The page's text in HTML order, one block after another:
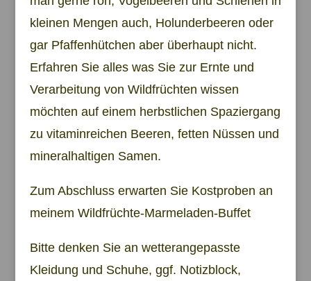
kleinen Mengen auch, Holunderbeeren oder
gar Pfaffenhütchen aber überhaupt nicht.
Erfahren Sie alles was Sie zur Ernte und
Verarbeitung von Wildfrüchten wissen
möchten auf einem herbstlichen Spaziergang
zu vitaminreichen Beeren, fetten Nüssen und
mineralhaltigen Samen.
Zum Abschluss erwarten Sie Kostproben an
meinem Wildfrüchte-Marmeladen-Buffet
Bitte denken Sie an wetterangepasste
Kleidung und Schuhe, ggf. Notizblock,